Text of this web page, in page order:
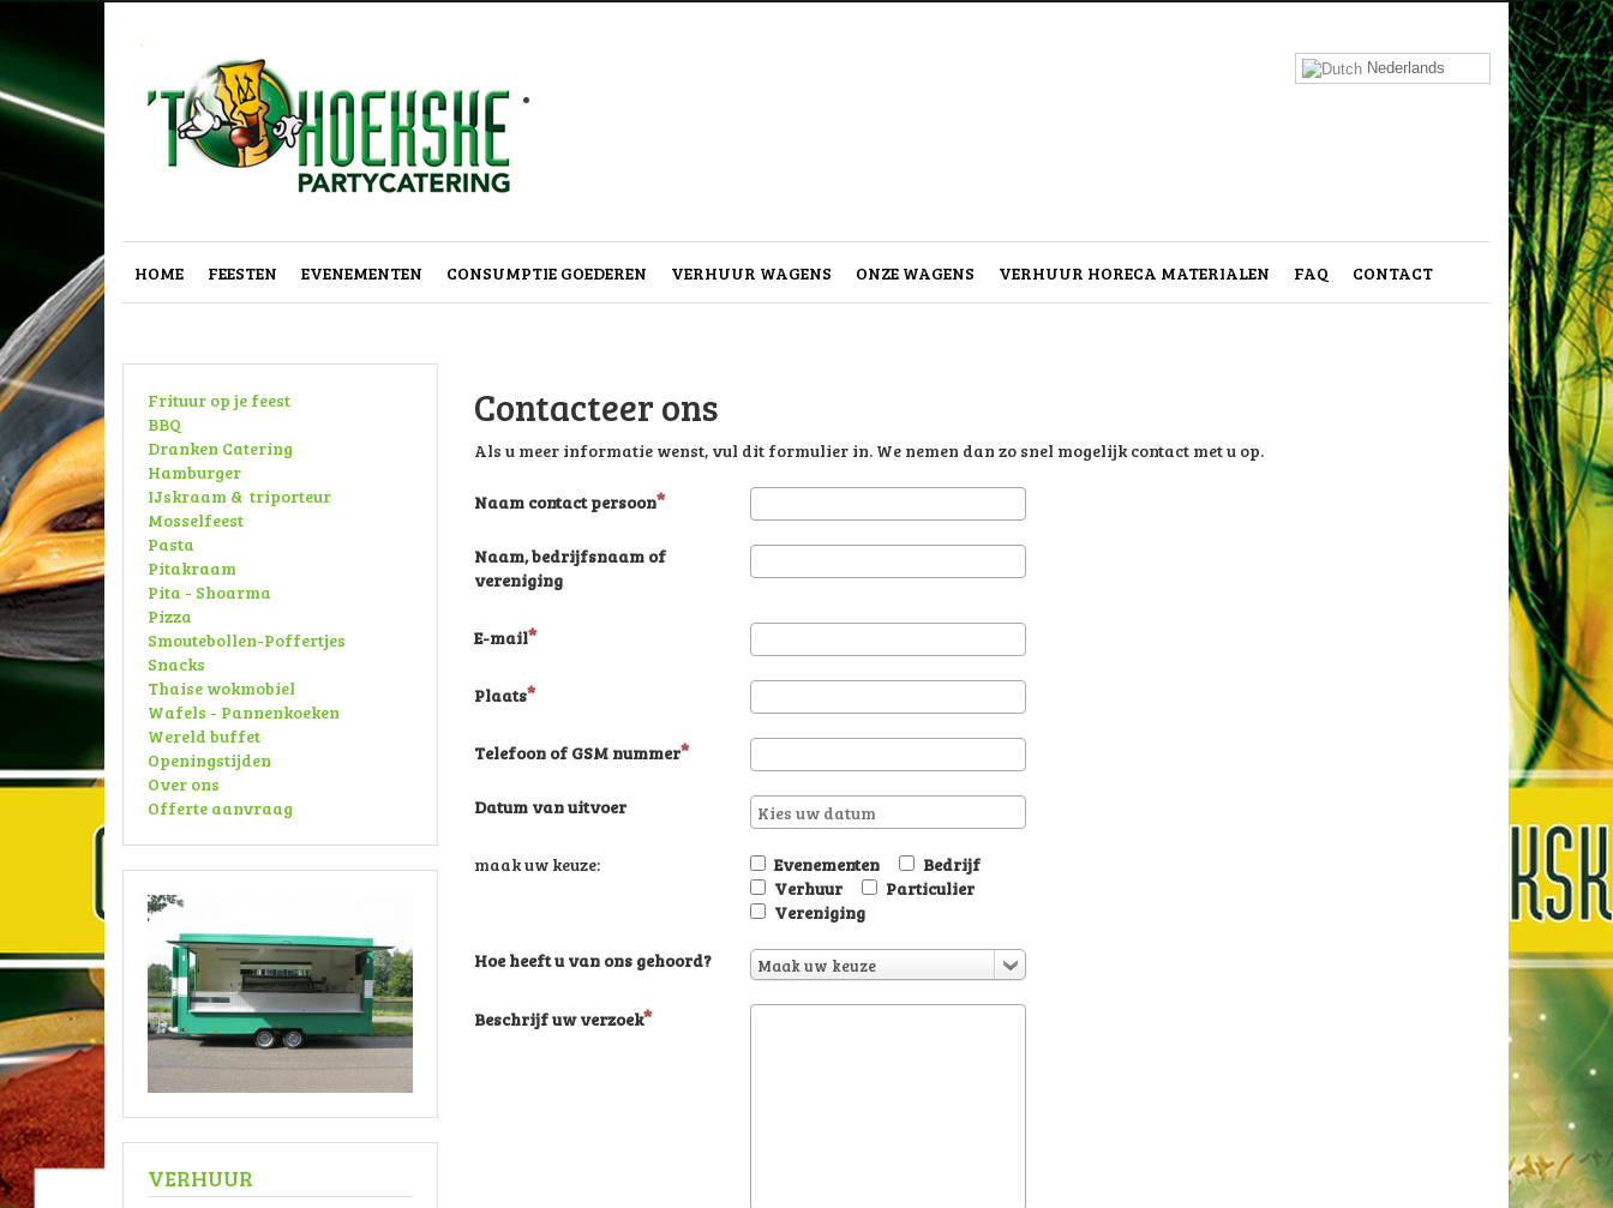
. Nederlands
HOME FEESTEN EVENEMENTEN CONSUMPTIE GOEDEREN VERHUUR WAGENS ONZE WAGENS VERHUUR HORECA MATERIALEN FAQ CONTACT
Frituur op je feest
BBQ
Dranken Catering
Hamburger
IJskraam & triporteur
Mosselfeest
Pasta
Pitakraam
Pita - Shoarma
Pizza
Smoutebollen-Poffertjes
Snacks
Thaise wokmobiel
Wafels - Pannenkoeken
Wereld buffet
Openingstijden
Over ons
Offerte aanvraag
VERHUUR
Contacteer ons
Als u meer informatie wenst, vul dit formulier in. We nemen dan zo snel mogelijk contact met u op.
Naam contact persoon
Naam, bedrijfsnaam of
vereniging
E-mail
Plaats
Telefoon of GSM nummer
Datum van uitvoer
maak uw keuze: Evenementen
Bedrijf
Verhuur
Particulier
Vereniging
Hoe heeft u van ons gehoord? Maak uw keuze
Beschrijf uw verzoek